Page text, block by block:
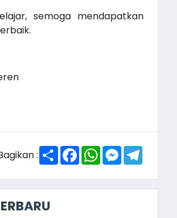
semoga mendapatkan
: ShareFacebook
WhatsAppMessenger